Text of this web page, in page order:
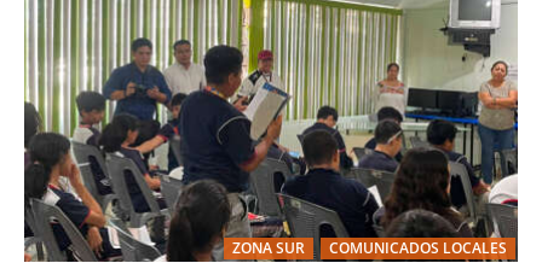
ZONA SUR COMUNICADOS LOCALES